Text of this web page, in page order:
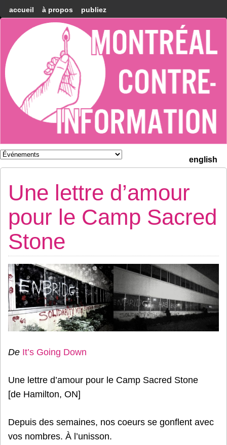
accueil à propos publiez
Montréal
Counter-
information
english
Une lettre d’amour
pour le Camp Sacred
Stone
De It’s Going Down
Une lettre d’amour pour le Camp Sacred Stone
[de Hamilton, ON]
Depuis des semaines, nos coeurs se gonflent avec
vos nombres. À l’unisson.